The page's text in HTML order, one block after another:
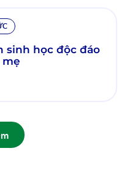
sinh học độc đáo
mẹ